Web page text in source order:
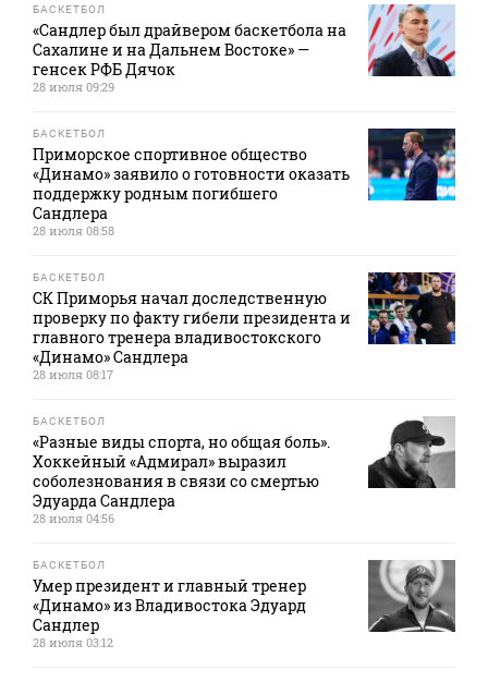
БАСКЕТБОЛ
«Сандлер был драйвером баскетбола на
Сахалине и на Дальнем Востоке» —
генсек РФБ Дячок
28 июля 09:29
БАСКЕТБОЛ
Приморское спортивное общество
«Динамо» заявило о готовности оказать
поддержку родным погибшего
Сандлера
28 июля 08:58
БАСКЕТБОЛ
СК Приморья начал доследственную
проверку по факту гибели президента и
главного тренера владивостокского
«Динамо» Сандлера
28 июля 08:17
БАСКЕТБОЛ
«Разные виды спорта, но общая боль».
Хоккейный «Адмирал» выразил
соболезнования в связи со смертью
Эдуарда Сандлера
28 июля 04:56
БАСКЕТБОЛ
Умер президент и главный тренер
«Динамо» из Владивостока Эдуард
Сандлер
28 июля 03:12